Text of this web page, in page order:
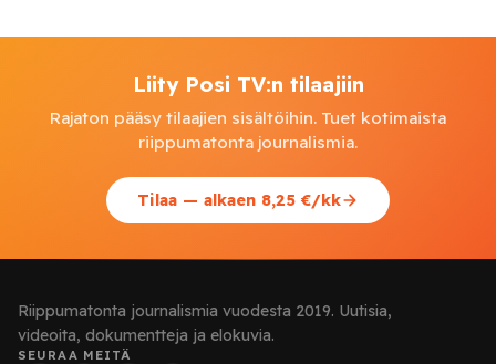
Liity Posi TV:n tilaajiin
Rajaton pääsy tilaajien sisältöihin. Tuet kotimaista
riippumatonta journalismia.
Tilaa — alkaen 8,25 €/kk
Riippumatonta journalismia vuodesta 2019. Uutisia,
videoita, dokumentteja ja elokuvia.
SEURAA MEITÄ